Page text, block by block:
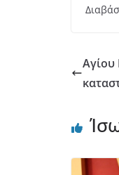
Αγίου